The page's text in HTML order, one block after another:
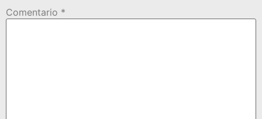
Comentario *